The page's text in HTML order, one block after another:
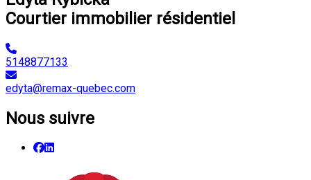
Courtier immobilier résidentiel
5148877133
edyta@remax-quebec.com
Nous suivre